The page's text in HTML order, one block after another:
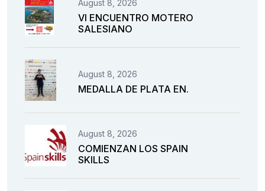
August 8, 2026
VI ENCUENTRO MOTERO
SALESIANO
August 8, 2026
MEDALLA DE PLATA EN.
August 8, 2026
COMIENZAN LOS SPAIN
SKILLS